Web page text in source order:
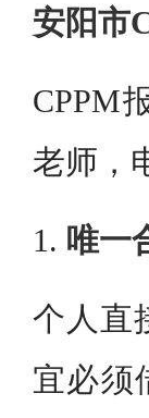
安阳市
CPPM
老师，
1. 唯一
个人直
宜必须